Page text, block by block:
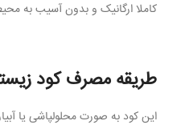
کاملا ارگانیک و بدون آسیب به
طریقه مصرف کود
این کود به صورت محلولپاشی یا